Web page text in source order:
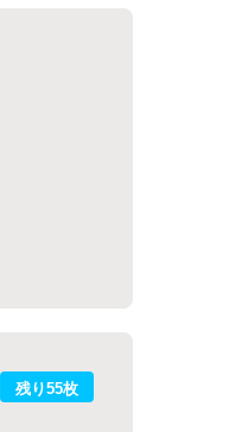
残り55枚